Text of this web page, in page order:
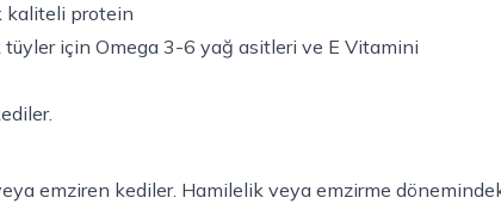
kaliteli protein
tüyler için Omega 3-6 yağ asitleri ve E Vitamini
emziren kediler. Hamilelik veya emzirme